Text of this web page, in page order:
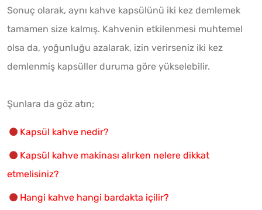
Sonuç olarak, aynı kahve kapsülünü iki kez demlemek
tamamen size kalmış. Kahvenin etkilenmesi muhtemel
olsa da, yoğunluğu azalarak, izin verirseniz iki kez
demlenmiş kapsüller duruma göre yükselebilir.
Şunlara da göz atın;
Kapsül kahve nedir?
Kapsül kahve makinası alırken nelere dikkat
etmelisiniz?
Hangi kahve hangi bardakta içilir?